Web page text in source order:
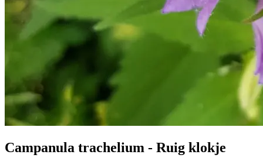
Campanula trachelium - Ruig klokje